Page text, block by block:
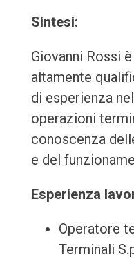
Sintesi:
Giovanni Rossi
altamente
di esperienza
operazioni
conoscenza
e del
Esperienza
Operatore
Terminali